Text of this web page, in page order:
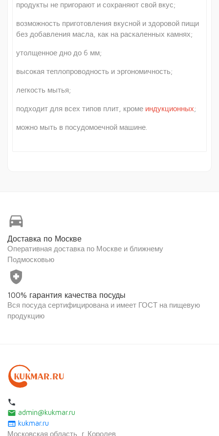
продукты не пригорают и сохраняют свой вкус;
возможность приготовления вкусной и здоровой пищи
без добавления масла, как на раскаленных камнях;
утолщенное дно до 6 мм;
высокая теплопроводность и эргономичность;
легкость мытья;
подходит для всех типов плит, кроме индукционных;
можно мыть в посудомоечной машине.
directions_car
Доставка по Москве
Оперативная доставка по Москве и ближнему
Подмосковью
health_and_safety
100% гарантия качества посуды
Вся посуда сертифицирована и имеет ГОСТ на пищевую
продукцию
local_phone
email admin@kukmar.ru
web kukmar.ru
Московская область, г. Королев